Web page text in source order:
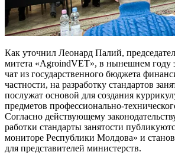
Как уточнил Леонард Палий,
митета «AgroindVET», в нынеш­нем году
чат из государственного бюдже­та
частности, на разработку стандартов
послужат основой для создания
предметов профессио­нально-
Согласно действующему
работки стандарты занятости
мони­торе Республики Молдова» и
для пред­ставителей министерств.